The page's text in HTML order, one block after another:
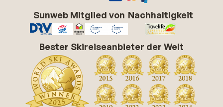
Sunweb Mitglied von Nachhaltigkeit
Bester Skireiseanbieter der Welt